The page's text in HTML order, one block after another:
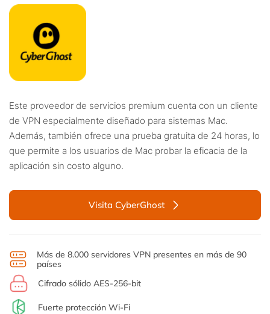
Este proveedor de servicios premium cuenta con un cliente
de VPN especialmente diseñado para sistemas Mac.
Además, también ofrece una prueba gratuita de 24 horas, lo
que permite a los usuarios de Mac probar la eficacia de la
aplicación sin costo alguno.
Visita CyberGhost
Más de 8.000 servidores VPN presentes en más de 90
países
Cifrado sólido AES-256-bit
Fuerte protección Wi-Fi